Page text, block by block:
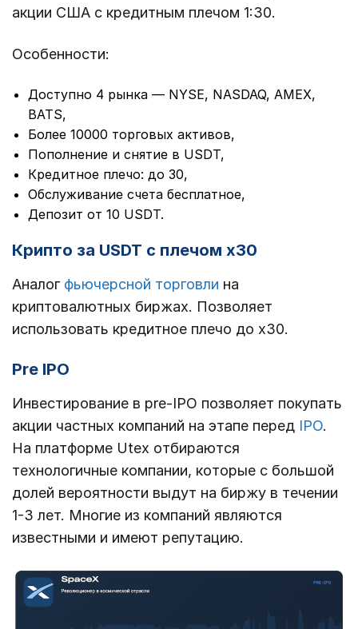
акции США с кредитным плечом 1:30.
Особенности:
Доступно 4 рынка — NYSE, NASDAQ, AMEX,
BATS,
Более 10000 торговых активов,
Пополнение и снятие в USDT,
Кредитное плечо: до 30,
Обслуживание счета бесплатное,
Депозит от 10 USDT.
Крипто за USDT с плечом х30
Аналог фьючерсной торговли на
криптовалютных биржах. Позволяет
использовать кредитное плечо до х30.
Pre IPO
Инвестирование в pre-IPO позволяет покупать
акции частных компаний на этапе перед IPO.
На платформе Utex отбираются
технологичные компании, которые с большой
долей вероятности выдут на биржу в течении
1-3 лет. Многие из компаний являются
известными и имеют репутацию.